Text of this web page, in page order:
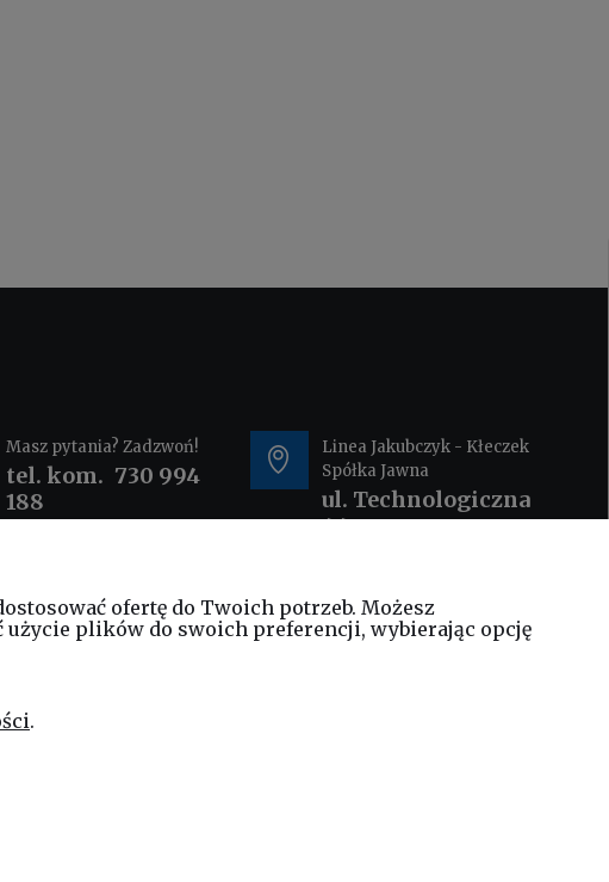
Masz pytania? Zadzwoń!
tel. kom. 730 994
188
Linea Jakubczyk - Kłeczek
Spółka Jawna
ul. Technologiczna
44
sklep@elinea.com.pl
ofertę do Twoich potrzeb. Możesz
plików do swoich preferencji, wybierając opcję
.